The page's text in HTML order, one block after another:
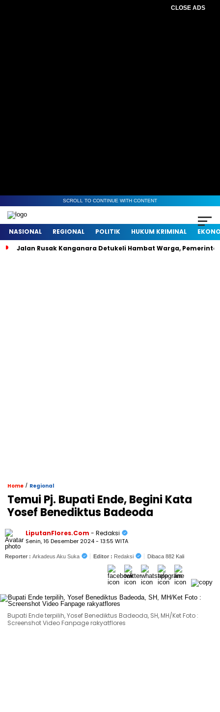
CLOSE ADS
SCROLL TO CONTINUE WITH CONTENT
NASIONAL REGIONAL POLITIK HUKUM KRIMINAL
Jalan Rusak Kanganara Detukeli Hambat Warga,
Home / Regional
Temui Pj. Bupati Ende, Begini Kata
Yosef Benediktus Badeoda
LiputanFlores.Com - Redaksi
Senin, 16 Desember 2024 - 13:55 WITA
Reporter : Arkadeus Aku Suka Editor : Redaksi Dibaca 882 Kali
Bupati Ende terpilih, Yosef Benediktus Badeoda, SH, MH/Ket Foto :
Screenshot Video Fanpage rakyatflores